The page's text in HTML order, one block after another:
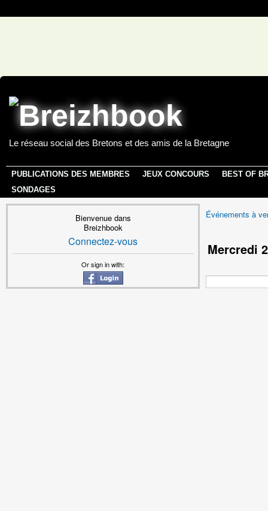
Le réseau social des Bretons et des amis de la Bretagne
PUBLICATIONS DES MEMBRES JEUX CONCOURS
BEST OF
SONDAGES
Bienvenue dans
Breizhbook
Connectez-vous
Or sign in with:
Événements à
Mercredi